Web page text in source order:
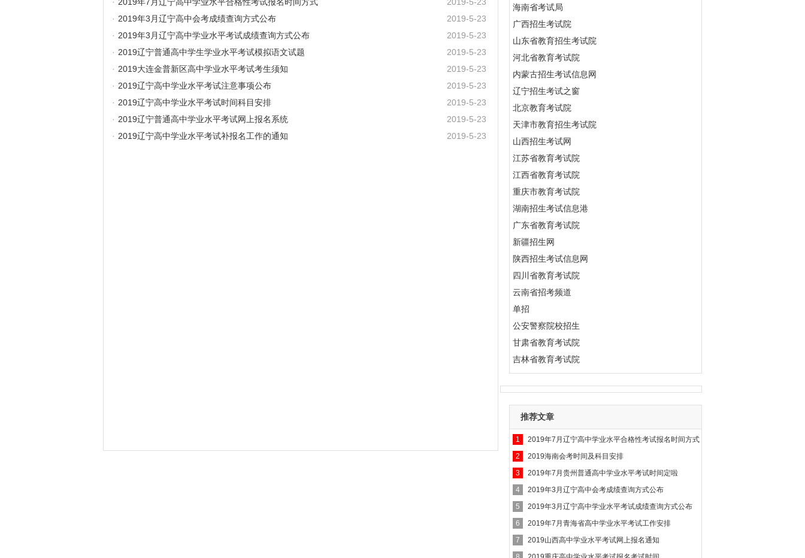
2019-5-23
· 2019年3月辽宁高中会考成绩查询方式公布
2019-5-23
· 2019年3月辽宁高中学业水平考试成绩查询方式公布
2019-5-23
· 2019辽宁普通高中学生学业水平考试模拟语文试题
2019-5-23
· 2019大连金普新区高中学业水平考试考生须知
2019-5-23
· 2019辽宁高中学业水平考试注意事项公布
2019-5-23
· 2019辽宁高中学业水平考试时间科目安排
2019-5-23
· 2019辽宁普通高中学业水平考试网上报名系统
2019-5-23
· 2019辽宁高中学业水平考试补报名工作的通知
海南省考试局
广西招生考试院
山东省教育招生考试院
河北省教育考试院
内蒙古招生考试信息网
辽宁招生考试之窗
北京教育考试院
天津市教育招生考试院
山西招生考试网
江苏省教育考试院
江西省教育考试院
重庆市教育考试院
湖南招生考试信息港
广东省教育考试院
新疆招生网
陕西招生考试信息网
四川省教育考试院
云南省招考频道
单招
公安警察院校招生
甘肃省教育考试院
吉林省教育考试院
推荐文章
1
2019年7月辽宁高中学业水平合格性考试报名时间方式
2
2019海南会考时间及科目安排
3
2019年7月贵州普通高中学业水平考试时间定啦
4
2019年3月辽宁高中会考成绩查询方式公布
5
2019年3月辽宁高中学业水平考试成绩查询方式公布
6
2019年7月青海省高中学业水平考试工作安排
7
2019山西高中学业水平考试网上报名通知